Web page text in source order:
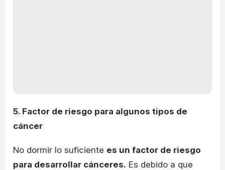
5. Factor de riesgo para algunos tipos de
cáncer
No dormir lo suficiente es un factor de riesgo
para desarrollar cánceres. Es debido a que